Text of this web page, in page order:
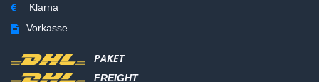
Klarna
Vorkasse
PAKET
FREIGHT